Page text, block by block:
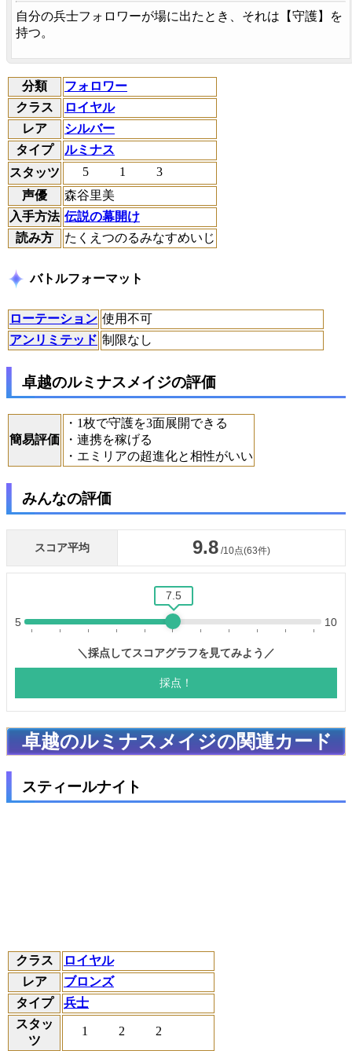
自分の兵士フォロワーが場に出たとき、それは【守護】を
持つ。
分類
フォロワー
クラス
ロイヤル
レア
シルバー
タイプ
ルミナス
スタッツ
5 1
3
声優
森谷里美
入手方法 伝説の幕開け
読み方
たくえつのるみなすめいじ
バトルフォーマット
ローテーション 使用不可
アンリミテッド 制限なし
卓越のルミナスメイジの評価
簡易評価
・1枚で守護を3面展開できる
・連携を稼げる
・エミリアの超進化と相性がいい
みんなの評価
卓越のルミナスメイジの関連カード
スティールナイト
クラス
ロイヤル
レア
ブロンズ
タイプ
兵士
スタッ
ツ
1 2 2